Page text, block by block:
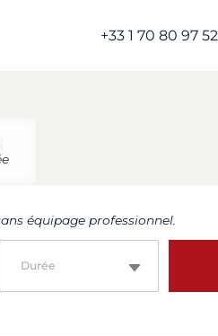
+33 1 70 80 97 52
équipage professionnel.
Durée